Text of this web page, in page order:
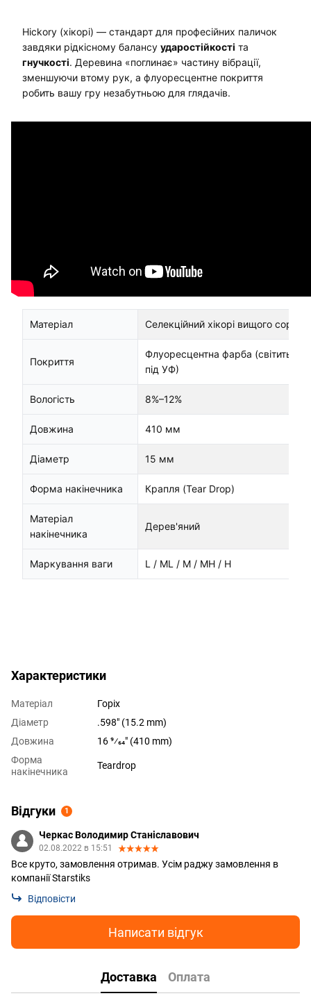
Hickory (хікорі) — стандарт для професійних паличок
завдяки рідкісному балансу ударостійкості та
гнучкості. Деревина «поглинає» частину вібрації,
зменшуючи втому рук, а флуоресцентне покриття
робить вашу гру незабутньою для глядачів.
Матеріал Селекційний хікорі вищого сорту
Покриття
Флуоресцентна фарба (світиться
під УФ)
Вологість 8%–12%
Довжина 410 мм
Діаметр 15 мм
Форма накінечника Крапля (Tear Drop)
Матеріал
накінечника
Дерев'яний
Маркування ваги L / ML / M / MH / H
Характеристики
Матеріал
Горіх
Діаметр
.598" (15.2 mm)
Довжина
16 9⁄64" (410 mm)
Форма
накінечника
Teardrop
Відгуки 1
Черкас Володимир Станіславович
02.08.2022 в 15:51
Все круто, замовлення отримав. Усім раджу замовлення в
компанії Starstiks
Відповісти
Написати відгук
Доставка Оплата